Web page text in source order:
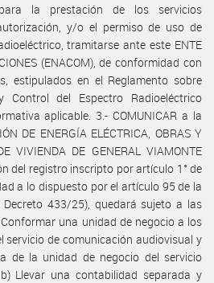
la prestación de los servicios
y/o el permiso de uso de
tramitarse ante este ENTE
(ENACOM), de conformidad con
estipulados en el Reglamento sobre
Control del Espectro Radioeléctrico
aplicable. 3.- COMUNICAR a la
DE ENERGÍA ELÉCTRICA, OBRAS Y
VIVIENDA DE GENERAL VIAMONTE
del registro inscripto por artículo 1° de
a lo dispuesto por el artículo 95 de la
433/25), quedará sujeto a las
una unidad de negocio a los
servicio de comunicación audiovisual y
de la unidad de negocio del servicio
Llevar una contabilidad separada y